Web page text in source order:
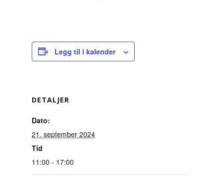
Legg til i kalender
DETALJER
Dato:
21. september 2024
Tid
11:00 - 17:00